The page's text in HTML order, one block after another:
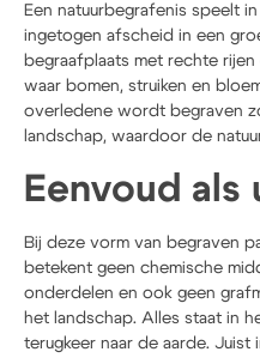
Een natuurbegrafenis speelt
ingetogen afscheid in een
begraafplaats met rechte
waar bomen, struiken en
overledene wordt begraven
landschap, waardoor de
Eenvoud als
Bij deze vorm van begraven
betekent geen chemische
onderdelen en ook geen
het landschap. Alles staat in
terugkeer naar de aarde.